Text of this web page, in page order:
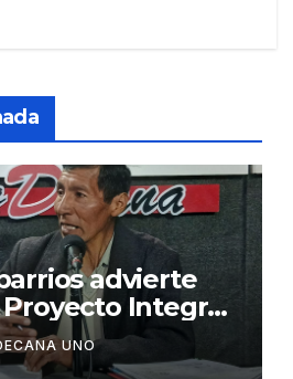
advierte
Integral
para
UNO